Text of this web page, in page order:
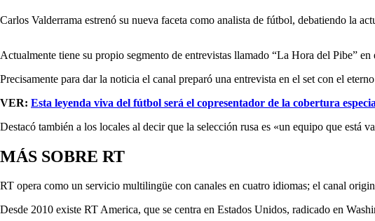
Carlos Valderrama estrenó su nueva faceta como analista de fútbol, debatiendo la
Actualmente tiene su propio segmento de entrevistas llamado “La Hora del Pibe” en
Precisamente para dar la noticia el canal preparó una entrevista en el set con el
VER: Esta leyenda viva del fútbol será el copresentador de la cobertura
Destacó también a los locales al decir que la selección rusa es «un equipo que está
MÁS SOBRE RT
RT opera como un servicio multilingüe con canales en cuatro idiomas; el canal
Desde 2010 existe RT America, que se centra en Estados Unidos, radicado en